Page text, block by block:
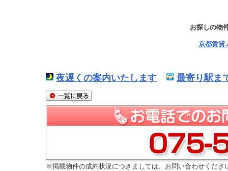
お探しの物
京都賃貸
夜遅くの案内いたします 最寄り駅ま
※掲載物件の成約状況につきましては、お問い合わせくださ